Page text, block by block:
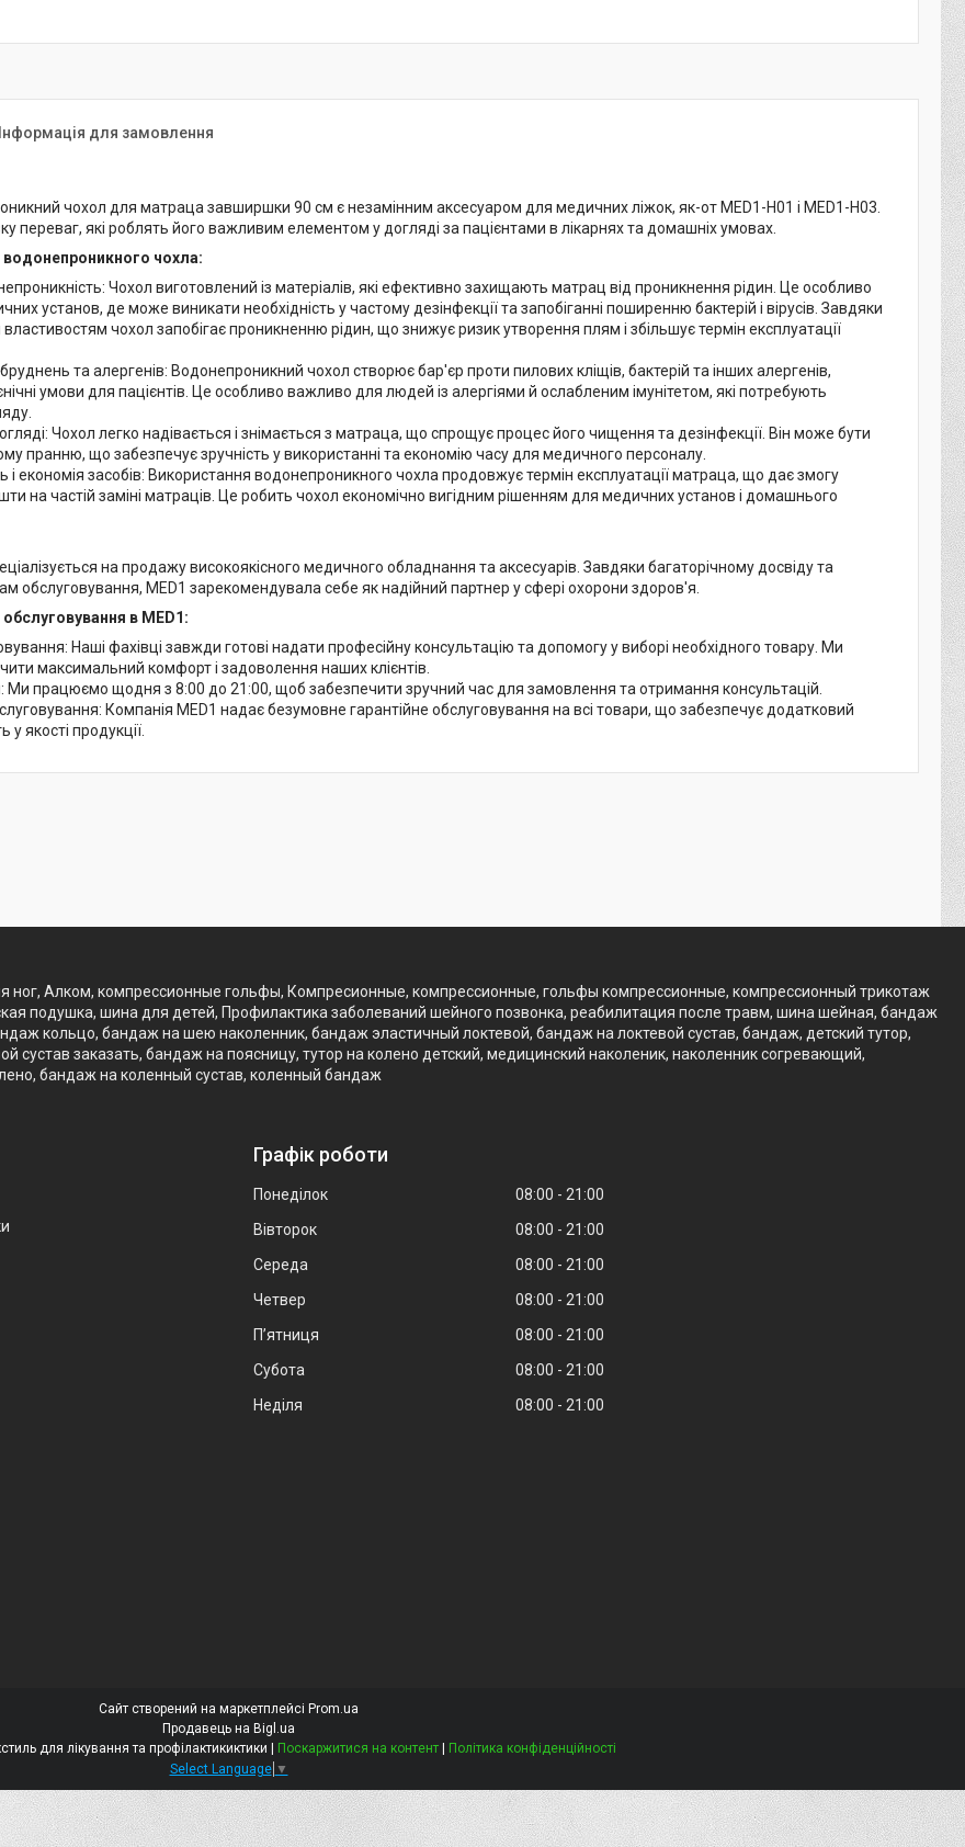
Інформація для замовлення
чохол для матраца завширшки 90 см є незамінним аксесуаром для медичних ліжок, як-от MED1-Н01 і MED1-Н03.
переваг, які роблять його важливим елементом у догляді за пацієнтами в лікарнях та домашніх умовах.
водонепроникного чохла:
Чохол виготовлений із матеріалів, які ефективно захищають матрац від проникнення рідин. Це особливо
установ, де може виникати необхідність у частому дезінфекції та запобіганні поширенню бактерій і вірусів. Завдяки
чохол запобігає проникненню рідин, що знижує ризик утворення плям і збільшує термін експлуатації
та алергенів: Водонепроникний чохол створює бар'єр проти пилових кліщів, бактерій та інших алергенів,
умови для пацієнтів. Це особливо важливо для людей із алергіями й ослабленим імунітетом, які потребують
Чохол легко надівається і знімається з матраца, що спрощує процес його чищення та дезінфекції. Він може бути
пранню, що забезпечує зручність у використанні та економію часу для медичного персоналу.
економія засобів: Використання водонепроникного чохла продовжує термін експлуатації матраца, що дає змогу
на частій заміні матраців. Це робить чохол економічно вигідним рішенням для медичних установ і домашнього
на продажу високоякісного медичного обладнання та аксесуарів. Завдяки багаторічному досвіду та
обслуговування, MED1 зарекомендувала себе як надійний партнер у сфері охорони здоров'я.
в MED1:
Наші фахівці завжди готові надати професійну консультацію та допомогу у виборі необхідного товару. Ми
максимальний комфорт і задоволення наших клієнтів.
працюємо щодня з 8:00 до 21:00, щоб забезпечити зручний час для замовлення та отримання консультацій.
Компанія MED1 надає безумовне гарантійне обслуговування на всі товари, що забезпечує додатковий
у якості продукції.
ног, Алком, компрессионные гольфы, Компресионные, компрессионные, гольфы компрессионные, компрессионный трикотаж
подушка, шина для детей, Профилактика заболеваний шейного позвонка, реабилитация после травм, шина шейная, бандаж
кольцо, бандаж на шею наколенник, бандаж эластичный локтевой, бандаж на локтевой сустав, бандаж, детский тутор,
заказать, бандаж на поясницу, тутор на колено детский, медицинский наколеник, наколенник согревающий,
бандаж на коленный сустав, коленный бандаж
Графік роботи
Понеділок 08:00
21:00
Вівторок
08:00
21:00
Середа
08:00
21:00
Четвер
08:00
21:00
Пʼятниця
08:00
21:00
Субота
08:00
21:00
Неділя
08:00 21:00
Сайт створений на маркетплейсі Prom.ua
Продавець на Bigl.ua
Алба стрім Медичний текстиль для лікування та профілактикиктики | Поскаржитися на контент | Політика конфіденційності
Select Language ▼